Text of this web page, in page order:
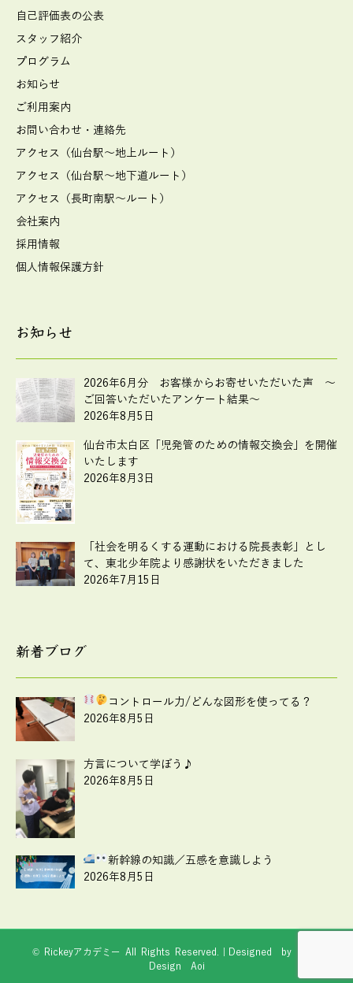
自己評価表の公表
スタッフ紹介
プログラム
お知らせ
ご利用案内
お問い合わせ・連絡先
アクセス（仙台駅～地上ルート）
アクセス（仙台駅～地下道ルート）
アクセス（長町南駅～ルート）
会社案内
採用情報
個人情報保護方針
お知らせ
2026年6月分 お客様からお寄せいただいた声 ～
ご回答いただいたアンケート結果～
2026年8月5日
仙台市太白区「児発管のための情報交換会」を開催
いたします
2026年8月3日
「社会を明るくする運動における院長表彰」とし
て、東北少年院より感謝状をいただきました
2026年7月15日
新着ブログ
コントロール力 /どんな図形を使ってる？
2026年8月5日
方言について学ぼう♪
2026年8月5日
新幹線の知識／五感を意識しよう
2026年8月5日
© Rickeyアカデミー All Rights Reserved.｜Designed by
Design Aoi